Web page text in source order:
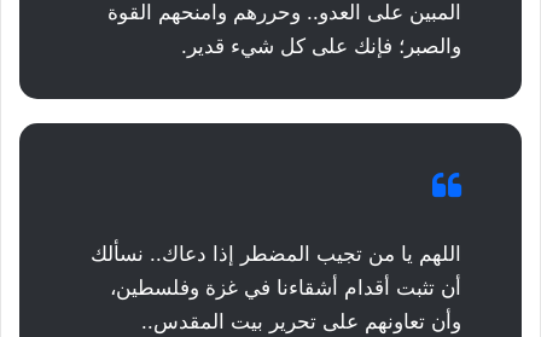
المبين على العدو.. وحررهم وامنحهم القوة
والصبر؛ فإنك على كل شيء قدير.
اللهم يا من تجيب المضطر إذا دعاك.. نسألك
أن تثبت أقدام أشقاءنا في غزة وفلسطين،
وأن تعاونهم على تحرير بيت المقدس..